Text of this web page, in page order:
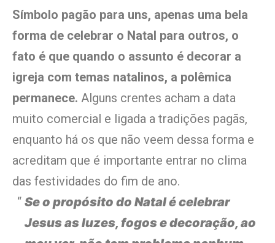
Símbolo pagão para uns, apenas uma bela
forma de celebrar o Natal para outros, o
fato é que quando o assunto é decorar a
igreja com temas natalinos, a polêmica
permanece. Alguns crentes acham a data
muito comercial e ligada a tradições pagãs,
enquanto há os que não veem dessa forma e
acreditam que é importante entrar no clima
das festividades do fim de ano.
Se o propósito do Natal é celebrar
Jesus as luzes, fogos e decoração, ao